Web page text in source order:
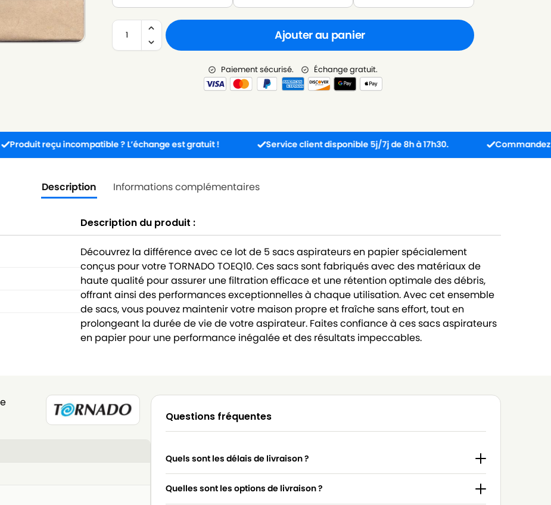
Ajouter au panier
Paiement sécurisé. Échange gratuit.
incompatible ? L’échange est gratuit ! Service client disponible 5j/7j de 8h à 17h30. Commandez avant
Description Informations complémentaires
Description du produit :
Découvrez la différence avec ce lot de 5 sacs aspirateurs en papier spécialement
conçus pour votre TORNADO TOEQ10. Ces sacs sont fabriqués avec des matériaux de
haute qualité pour assurer une filtration efficace et une rétention optimale des débris,
offrant ainsi des performances exceptionnelles à chaque utilisation. Avec cet ensemble
de sacs, vous pouvez maintenir votre maison propre et fraîche sans effort, tout en
prolongeant la durée de vie de votre aspirateur. Faites confiance à ces sacs aspirateurs
en papier pour une performance inégalée et des résultats impeccables.
Questions fréquentes
Quels sont les délais de livraison ?
Quelles sont les options de livraison ?